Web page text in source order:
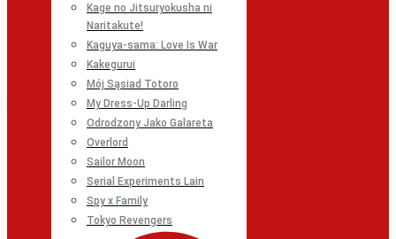
Kage no Jitsuryokusha ni
Naritakute!
Kaguya-sama: Love Is War
Kakegurui
Mój Sąsiad Totoro
My Dress-Up Darling
Odrodzony Jako Galareta
Overlord
Sailor Moon
Serial Experiments Lain
Spy x Family
Tokyo Revengers